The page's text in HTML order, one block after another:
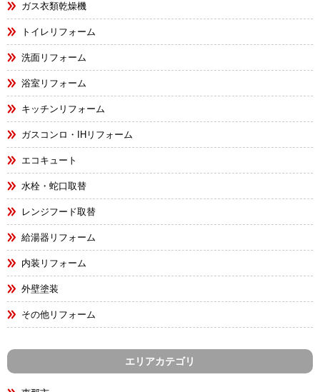
ガス衣類乾燥機
トイレリフォーム
洗面リフォーム
浴室リフォーム
キッチンリフォーム
ガスコンロ・IHリフォーム
エコキュート
水栓・蛇口取替
レンジフード取替
給湯器リフォーム
内装リフォーム
外壁塗装
その他リフォーム
エリアカテゴリ